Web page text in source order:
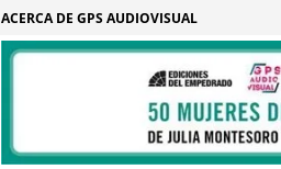
ACERCA DE GPS AUDIOVISUAL